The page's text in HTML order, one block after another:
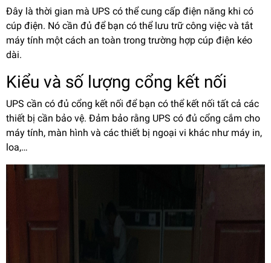
Đây là thời gian mà UPS có thể cung cấp điện năng khi có
cúp điện. Nó cần đủ để bạn có thể lưu trữ công việc và tắt
máy tính một cách an toàn trong trường hợp cúp điện kéo
dài.
Kiểu và số lượng cổng kết nối
UPS cần có đủ cổng kết nối để bạn có thể kết nối tất cả các
thiết bị cần bảo vệ. Đảm bảo rằng UPS có đủ cổng cắm cho
máy tính, màn hình và các thiết bị ngoại vi khác như máy in,
loa,…